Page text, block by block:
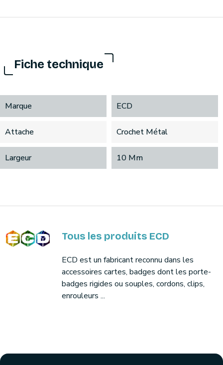
Fiche technique
Marque ECD
Attache Crochet Métal
Largeur 10 Mm
Tous les produits ECD
ECD est un fabricant reconnu dans les
accessoires cartes, badges dont les porte-
badges rigides ou souples, cordons, clips,
enrouleurs ...